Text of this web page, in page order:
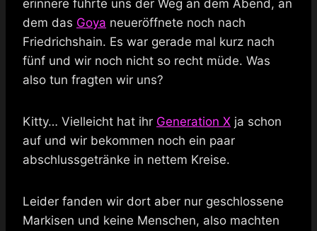
erinnere führte uns der Weg an dem Abend, an
dem das Goya neueröffnete noch nach
Friedrichshain. Es war gerade mal kurz nach
fünf und wir noch nicht so recht müde. Was
also tun fragten wir uns?
Kitty… Vielleicht hat ihr Generation X ja schon
auf und wir bekommen noch ein paar
abschlussgetränke in nettem Kreise.
Leider fanden wir dort aber nur geschlossene
Markisen und keine Menschen, also machten